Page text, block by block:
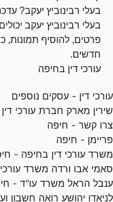
בעלי רבינוביץ יעקב?
בעלי רבינוביץ יעקב
פרטים, להוסיף תמונות,
חדשים.
עורכי דין בחיפה
עורכי דין - עסקים נוספים
שירין מארק חברת עורכי
צרו קשר - חיפה
פריימן - חיפה
משרד עורכי דין בחיפה -
סאמי אבו ורדה משרד
ענבל הראל משרד עו"ד -
לניאדו יהושע רואה חשבון